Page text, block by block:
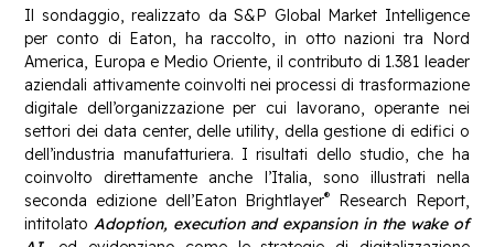
Il sondaggio, realizzato da S&P Global Market Intelligence
per conto di Eaton, ha raccolto, in otto nazioni tra Nord
America, Europa e Medio Oriente, il contributo di 1.381 leader
aziendali attivamente coinvolti nei processi di trasformazione
digitale dell’organizzazione per cui lavorano, operante nei
settori dei data center, delle utility, della gestione di edifici o
dell’industria manufatturiera. I risultati dello studio, che ha
coinvolto direttamente anche l’Italia, sono illustrati nella
seconda edizione dell’Eaton Brightlayer®
Research Report,
intitolatoAdoption, execution and expansion in the wake of